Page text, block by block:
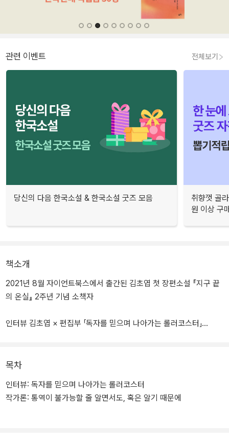
관련 이벤트 전체보기
당신의 다음 한국소설 & 한국소설 굿즈 모음
취향껏 골
원 이상 구
책소개
2021년 8월 자이언트북스에서 출간된 김초엽 첫 장편소설 『지구 끝
의 온실』 2주년 기념 소책자
인터뷰 김초엽 × 편집부 「독자를 믿으며 나아가는 롤러코스터」
목차
인터뷰: 독자를 믿으며 나아가는 롤러코스터
작가론: 통역이 불가능할 줄 알면서도, 혹은 알기 때문에